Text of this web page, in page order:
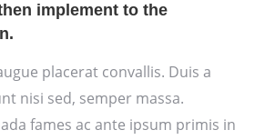
implement to the
placerat convallis. Duis a
nisi sed, semper massa.
fames ac ante ipsum primis in